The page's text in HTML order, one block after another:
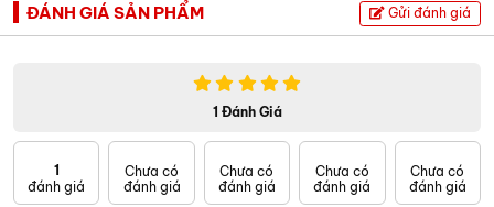
ĐÁNH GIÁ SẢN PHẨM Gửi đánh giá
1 Đánh Giá
1
đánh giá
Chưa có
đánh giá
Chưa có
đánh giá
Chưa có
đánh giá
Chưa có
đánh giá